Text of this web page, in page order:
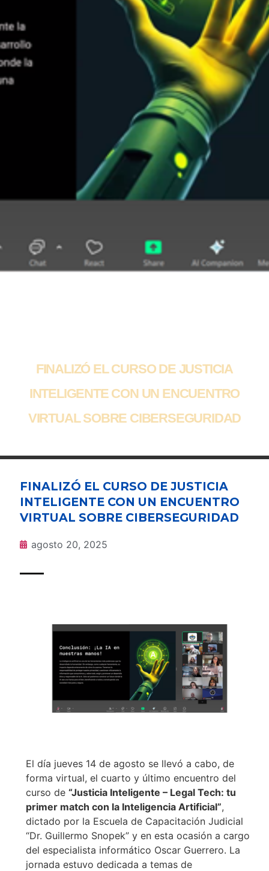
FINALIZÓ EL CURSO DE JUSTICIA
INTELIGENTE CON UN ENCUENTRO
VIRTUAL SOBRE CIBERSEGURIDAD
FINALIZÓ EL CURSO DE JUSTICIA
INTELIGENTE CON UN ENCUENTRO
VIRTUAL SOBRE CIBERSEGURIDAD
agosto 20, 2025
El día jueves 14 de agosto se llevó a cabo, de
forma virtual, el cuarto y último encuentro del
curso de “Justicia Inteligente – Legal Tech: tu
primer match con la Inteligencia Artificial”,
dictado por la Escuela de Capacitación Judicial
“Dr. Guillermo Snopek” y en esta ocasión a cargo
del especialista informático Oscar Guerrero. La
jornada estuvo dedicada a temas de